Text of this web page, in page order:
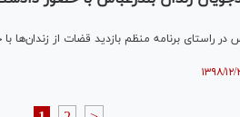
در راستای برنامه منظم بازدید قضات از